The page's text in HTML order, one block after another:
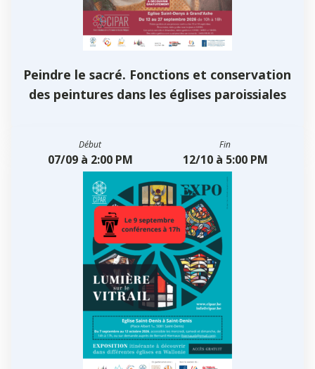
Peindre le sacré. Fonctions et conservation
des peintures dans les églises paroissiales
Début
07/09 à 2:00 PM
Fin
12/10 à 5:00 PM